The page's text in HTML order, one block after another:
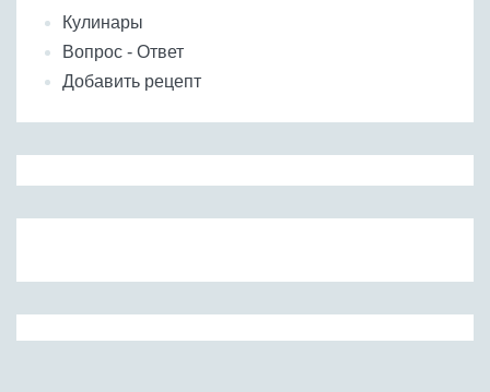
Кулинары
Вопрос - Ответ
Добавить рецепт